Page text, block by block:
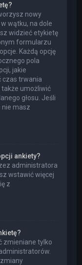
nowy
wątku, na dole
widzieć etykietę
formularzu
Każdą opcję
pola
jakie
czas trwania
umożliwić
głosu. Jeśli
nie masz
ankiety?
administratora
wstawić więcej
z
zmieniane tylko